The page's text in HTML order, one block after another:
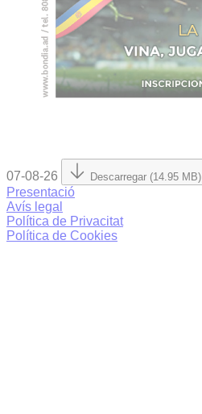
07-08-26 Descarregar (14.95 MB)
Presentació
Avís legal
Política de Privacitat
Política de Cookies